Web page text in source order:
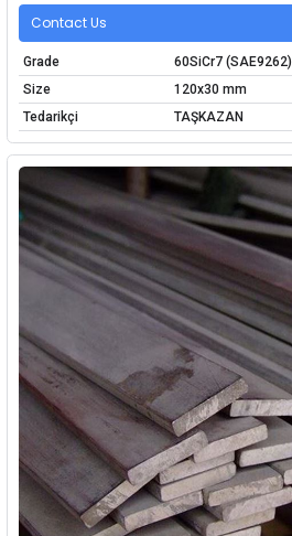
Contact Us
Grade
60SiCr7 (SAE9262)
Size
120x30 mm
Tedarikçi
TAŞKAZAN